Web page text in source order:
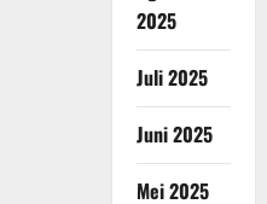
2025
Juli 2025
Juni 2025
Mei 2025